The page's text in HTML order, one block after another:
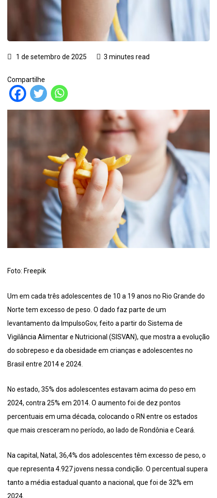
1 de setembro de 2025 3 minutes read
Compartilhe
Foto: Freepik
Um em cada três adolescentes de 10 a 19 anos no Rio Grande do
Norte tem excesso de peso. O dado faz parte de um
levantamento da ImpulsoGov, feito a partir do Sistema de
Vigilância Alimentar e Nutricional (SISVAN), que mostra a evolução
do sobrepeso e da obesidade em crianças e adolescentes no
Brasil entre 2014 e 2024.
No estado, 35% dos adolescentes estavam acima do peso em
2024, contra 25% em 2014. O aumento foi de dez pontos
percentuais em uma década, colocando o RN entre os estados
que mais cresceram no período, ao lado de Rondônia e Ceará.
Na capital, Natal, 36,4% dos adolescentes têm excesso de peso, o
que representa 4.927 jovens nessa condição. O percentual supera
tanto a média estadual quanto a nacional, que foi de 32% em
2024.